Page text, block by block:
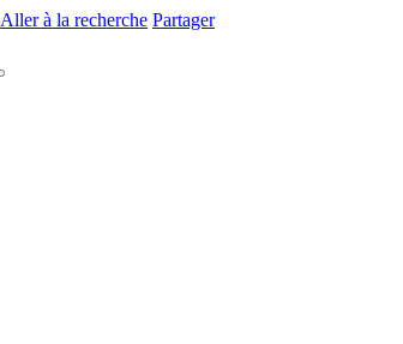
Aller à la recherche Partager